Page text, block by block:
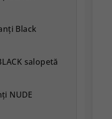
Black
salopetă
NUDE